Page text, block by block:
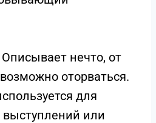
Описывает нечто, от
оторваться.
для
выступлений или